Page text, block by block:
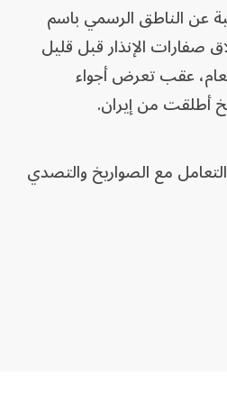
عن الناطق الرسمي ⁠باسم
صفارات ⁠الإنذار قبل قليل
عقب تعرض أجواء
أطلقت من إيران.
مع الصواريخ ​والتصدي